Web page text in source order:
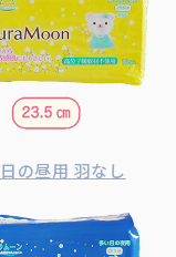
の昼用 羽なし